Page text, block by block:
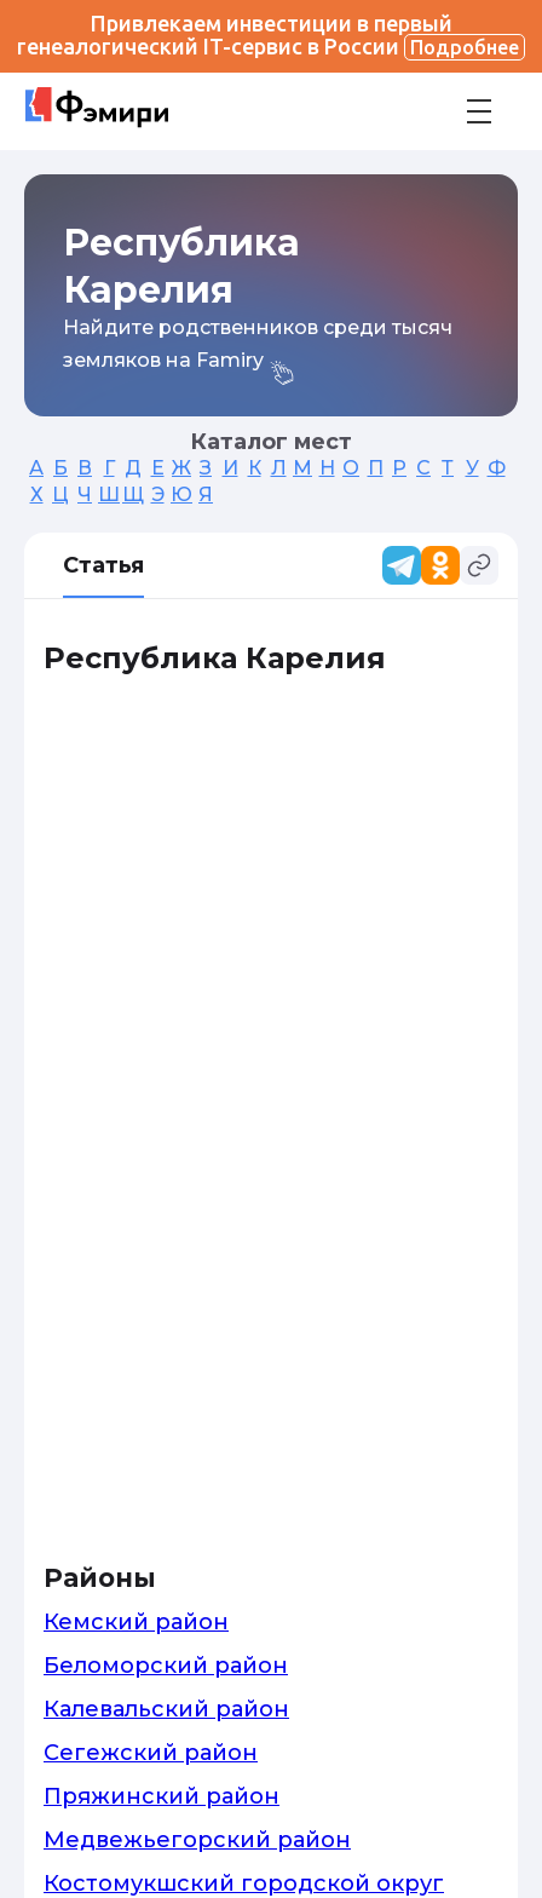
Привлекаем инвестиции в первый
генеалогический IT-сервис в России
Подробнее
Республика
Карелия
Найдите родственников среди тысяч
земляков на Famiry
Каталог мест
А Б В Г Д Е Ж З И К Л М Н О П Р С Т У Ф
Х Ц Ч Ш Щ Э Ю Я
Статья
Республика Карелия
Районы
Кемский район
Беломорский район
Калевальский район
Сегежский район
Пряжинский район
Медвежьегорский район
Костомукшский городской округ